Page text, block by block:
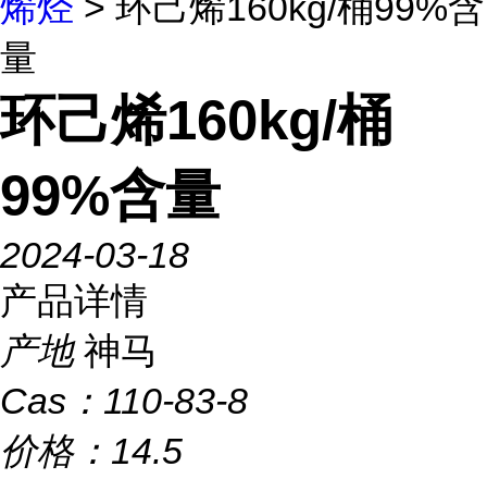
量
环己烯160kg/桶
99%含量
2024-03-18
产品详情
产地 神马
Cas： 110-83-8
价格： 14.5